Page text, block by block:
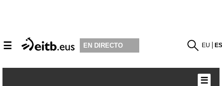
☰ EN DIRECTO EU
☰